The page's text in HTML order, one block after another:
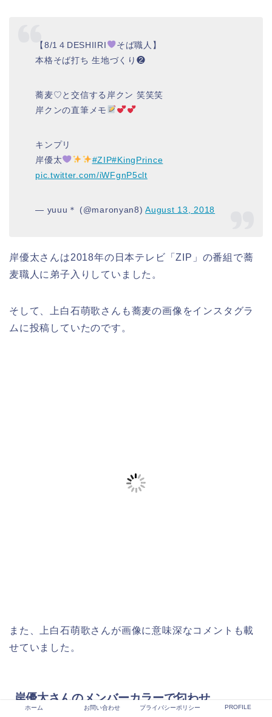
【8/1４DESHIIRI
そば職人】
本格そば打ち 生地づくり❷
蕎麦♡と交信する岸クン 笑笑笑
岸クンの直筆メモ
キンプリ
岸優太
#ZIP#KingPrince
pic.twitter.com/iWFgnP5clt
— yuuu＊ (@maronyan8)August 13, 2018
岸優太さんは2018年の日本テレビ「ZIP」の番組で蕎
麦職人に弟子入りしていました。
そして、上白石萌歌さんも蕎麦の画像をインスタグラ
ムに投稿していたのです。
また、上白石萌歌さんが画像に意味深なコメントも載
せていました。
岸優太さんのメンバーカラーで匂わせ
ホーム お問い合わせ プライバシーポリシー PROFILE